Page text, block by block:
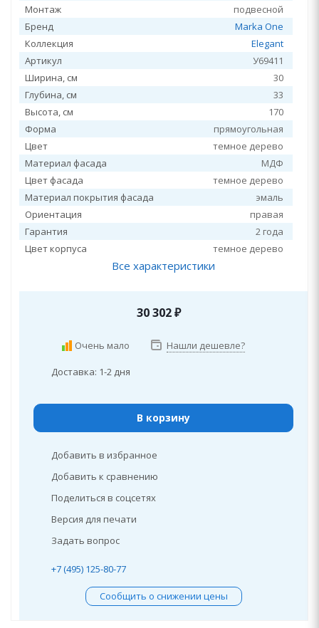
Монтаж
подвесной
Бренд
Marka One
Коллекция
Elegant
Артикул
У69411
Ширина, см
30
Глубина, см
33
Высота, см
170
Форма
прямоугольная
Цвет
темное дерево
Материал фасада
МДФ
Цвет фасада
темное дерево
Материал покрытия фасада
эмаль
Ориентация
правая
Гарантия
2 года
Цвет корпуса
темное дерево
Все характеристики
30 302₽
Очень мало Нашли дешевле?
Доставка: 1-2 дня
В корзину
Добавить в избранное
Добавить к сравнению
Поделиться в соцсетях
Версия для печати
Задать вопрос
+7 (495) 125-80-77
Сообщить о снижении цены